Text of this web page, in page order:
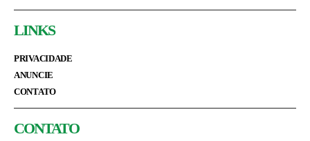
LINKS
PRIVACIDADE
ANUNCIE
CONTATO
CONTATO